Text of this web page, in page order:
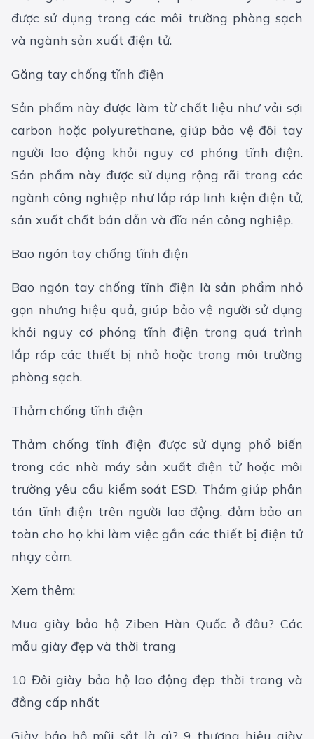
được sử dụng trong các môi trường phòng sạch
và ngành sản xuất điện tử.
Găng tay chống tĩnh điện
Sản phẩm này được làm từ chất liệu như vải sợi
carbon hoặc polyurethane, giúp bảo vệ đôi tay
người lao động khỏi nguy cơ phóng tĩnh điện.
Sản phẩm này được sử dụng rộng rãi trong các
ngành công nghiệp như lắp ráp linh kiện điện tử,
sản xuất chất bán dẫn và đĩa nén công nghiệp.
Bao ngón tay chống tĩnh điện
Bao ngón tay chống tĩnh điện là sản phẩm nhỏ
gọn nhưng hiệu quả, giúp bảo vệ người sử dụng
khỏi nguy cơ phóng tĩnh điện trong quá trình
lắp ráp các thiết bị nhỏ hoặc trong môi trường
phòng sạch.
Thảm chống tĩnh điện
Thảm chống tĩnh điện được sử dụng phổ biến
trong các nhà máy sản xuất điện tử hoặc môi
trường yêu cầu kiểm soát ESD. Thảm giúp phân
tán tĩnh điện trên người lao động, đảm bảo an
toàn cho họ khi làm việc gần các thiết bị điện tử
nhạy cảm.
Xem thêm:
Mua giày bảo hộ Ziben Hàn Quốc ở đâu? Các
mẫu giày đẹp và thời trang
10 Đôi giày bảo hộ lao động đẹp thời trang và
đẳng cấp nhất